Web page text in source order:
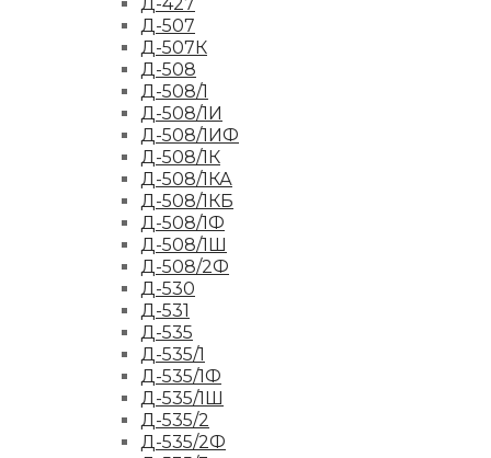
Д-507
Д-507К
Д-508
Д-508/1
Д-508/1И
Д-508/1ИФ
Д-508/1К
Д-508/1КА
Д-508/1КБ
Д-508/1Ф
Д-508/1Ш
Д-508/2Ф
Д-530
Д-531
Д-535
Д-535/1
Д-535/1Ф
Д-535/1Ш
Д-535/2
Д-535/2Ф